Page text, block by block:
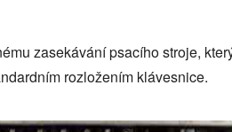
zasekávání psacího stroje,
rozložením klávesnice.